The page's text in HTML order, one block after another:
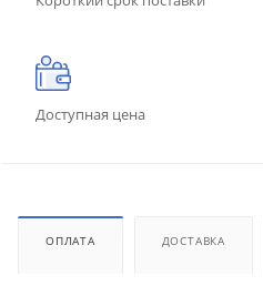
Доступная цена
ОПЛАТА ДОСТАВКА